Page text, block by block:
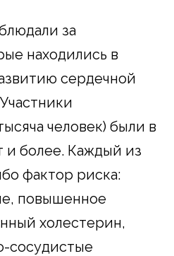
за
находились в
сердечной
человек) были в
и более. Каждый из
фактор риска:
повышенное
холестерин,
сосудистые